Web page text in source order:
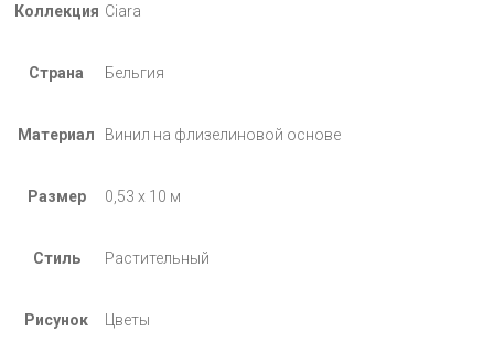
Коллекция Ciara
Страна Бельгия
Материал Винил на флизелиновой основе
Размер 0,53 х 10 м
Стиль Растительный
Рисунок Цветы